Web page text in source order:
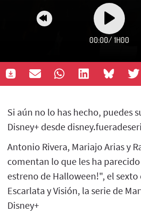
00:00/ 1H00
Si aún no lo has hecho, puedes
Disney+ desde
Antonio Rivera, Mariajo Arias y
comentan lo que les ha
estreno de Halloween!", el
Escarlata y Visión, la serie de
Disney+